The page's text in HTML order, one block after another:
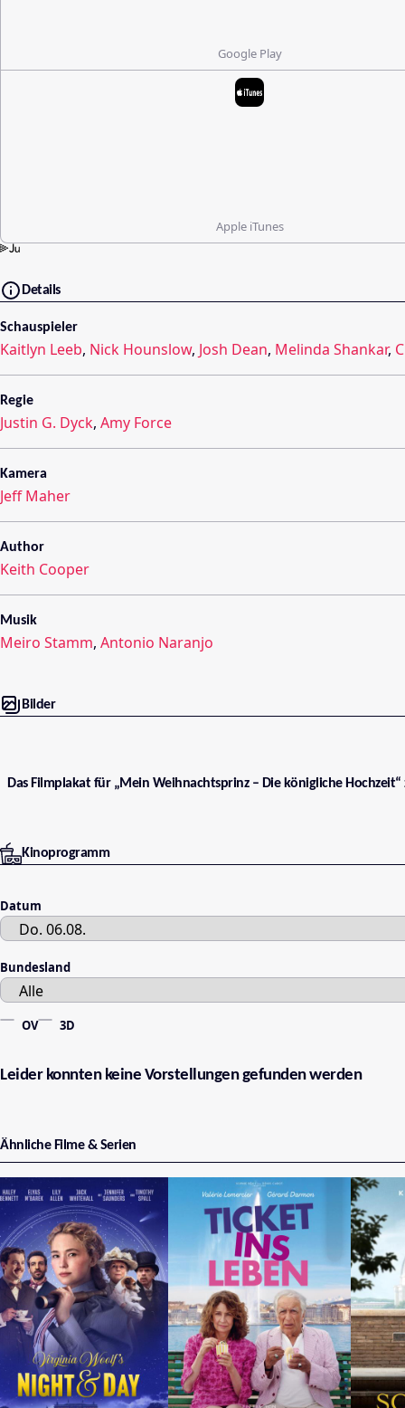
Google Play
Apple iTunes
Details
Schauspieler
Kaitlyn Leeb, Nick Hounslow, Josh Dean, Melinda Shankar,
Regie
Justin G. Dyck, Amy Force
Kamera
Jeff Maher
Author
Keith Cooper
Musik
Meiro Stamm, Antonio Naranjo
Bilder
Das Filmplakat für „Mein Weihnachtsprinz – Die königliche
Kinoprogramm
Datum
Bundesland
OV 3D
Leider konnten keine Vorstellungen gefunden werden
Ähnliche Filme & Serien